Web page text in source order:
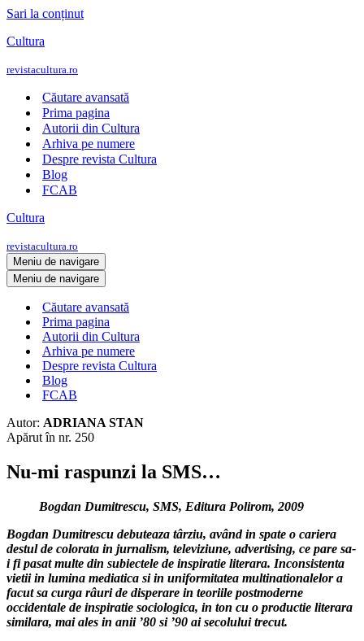
Sari la conținut
Cultura
revistacultura.ro
Căutare avansată
Prima pagina
Autorii din Cultura
Arhiva pe numere
Despre revista Cultura
Blog
FCAB
Cultura
revistacultura.ro
Meniu de navigare
Meniu de navigare
Căutare avansată
Prima pagina
Autorii din Cultura
Arhiva pe numere
Despre revista Cultura
Blog
FCAB
Autor: ADRIANA STAN
Apărut în nr. 250
Nu-mi raspunzi la SMS…
Bogdan Dumitrescu, SMS, Editura Polirom, 2009
Bogdan Dumitrescu debuteaza târziu, având in spate o cariera
destul de colorata in jurnalism, televiziune, advertising, ce pare sa-
i fi pasat multe din subiectele de inspiratie literara. Inconsistenta
vietii in lumina mediatica si in uniformitatea multinationalelor a
facut sa curga râuri de disperare in teoriile postmoderne
occidentale de inspiratie sociologica, in ton cu o productie literara
similara, mai ales in anii ’80 si ’90 ai secolului trecut.